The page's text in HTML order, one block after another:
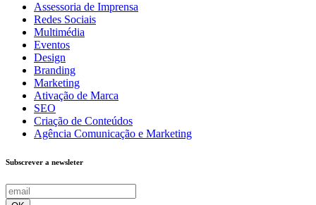
Assessoria de Imprensa
Redes Sociais
Multimédia
Eventos
Design
Branding
Marketing
Ativação de Marca
SEO
Criação de Conteúdos
Agência Comunicação e Marketing
Subscrever a newsleter